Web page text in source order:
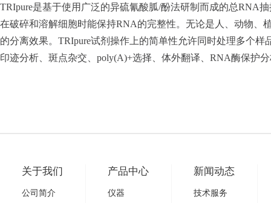
TRIpure是基于使用广泛的异硫氰酸胍/酚法研制而成的总RNA
在破碎和溶解细胞时能保持RNA的完整性。无论是人、动物、
的分离效果。TRIpure试剂操作上的简单性允许同时处理多个
印迹分析、斑点杂交、poly(A)+选择、体外翻译、RNA酶保护
关于我们
公司简介
产品中心
仪器
新闻动态
技术服务